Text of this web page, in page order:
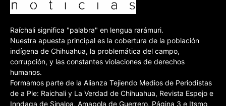
Raíchali significa "palabra" en lengua rarámuri.
Nuestra apuesta principal es la cobertura de la población
indígena de Chihuahua, la problemática del campo,
corrupción, y las constantes violaciones de derechos
humanos.
Formamos parte de la Alianza Tejiendo Medios de Periodistas
de a Pie: Raichali y La Verdad de Chihuahua, Revista Espejo e
Inndaga de Sinaloa, Amapola de Guerrero, Página 3 e Itsmo